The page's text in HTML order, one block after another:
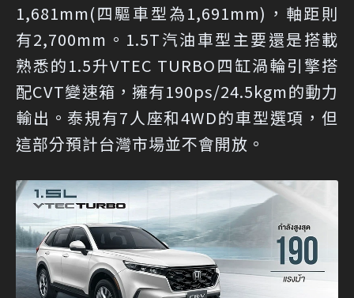
1,681mm(四驅車型為1,691mm)，軸距則
有2,700mm。1.5T汽油車型主要還是搭載
熟悉的1.5升VTEC TURBO四缸渦輪引擎搭
配CVT變速箱，擁有190ps/24.5kgm的動力
輸出。泰規有7人座和4WD的車型選項，但
這部分預計台灣市場並不會開放。